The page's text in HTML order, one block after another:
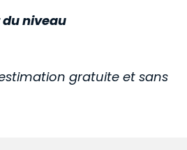
du niveau
gratuite et sans